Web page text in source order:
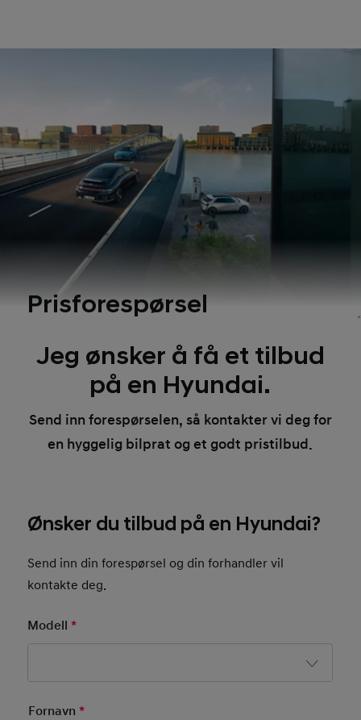
Prisforespørsel
Jeg ønsker å få et tilbud
på en Hyundai.
Send inn forespørselen, så kontakter vi deg for
en hyggelig bilprat og et godt pristilbud.
Ønsker du tilbud på en Hyundai?
Send inn din forespørsel og din forhandler vil
kontakte deg.
Basic User Info
Modell*
Fornavn *Mandatory Field